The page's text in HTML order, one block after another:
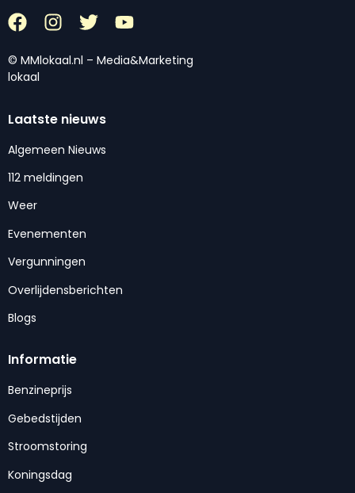
© MMlokaal.nl – Media&Marketing
lokaal
Laatste nieuws
Algemeen Nieuws
112 meldingen
Weer
Evenementen
Vergunningen
Overlijdensberichten
Blogs
Informatie
Benzineprijs
Gebedstijden
Stroomstoring
Koningsdag